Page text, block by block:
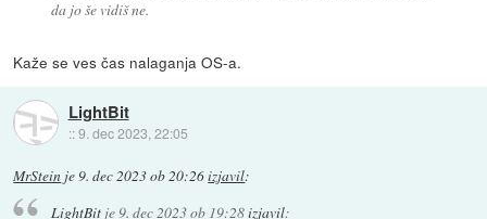
da jo še vidiš ne.
Kaže se ves čas nalaganja OS-a.
LightBit
::9. dec 2023, 22:05
MrStein je9. dec 2023 ob 20:26izjavil:
LightBitje9. dec 2023 ob 19:28izjavil: